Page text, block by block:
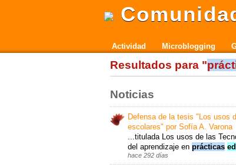
Actividad Microblogging
Resultados para "
Noticias
Defensa de la tesis "Los usos
escolares" por Sofía A. Varona
...titulada Los usos de las
del aprendizaje en prácticas
hace 292 días